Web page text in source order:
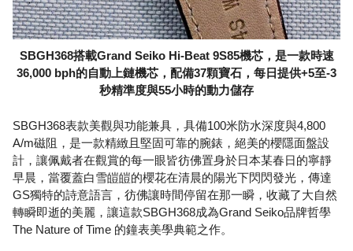
SBGH368搭載Grand Seiko Hi-Beat 9S85機芯，是一款時速
36,000 bph的自動上鏈機芯，配備37顆寶石，每日提供+5至-3
秒精準度與55小時的動力儲存
SBGH368表款美觀與功能兼具，具備100米防水深度與4,800
A/m磁阻，是一款精緻且堅固可靠的腕錶，絕美的櫻隱面盤設
計，讓佩戴者在觀賞的每一眼皆彷佛置身於日本某春日的寧靜
早晨，當覆蓋白雪皚皚的櫻花在清晨的陽光下閃閃發光，傳達
GS獨特的詩意語言，彷佛讓時間停留在那一瞬，收藏了大自然
轉瞬即逝的美麗，讓這款SBGH368成為Grand Seiko品牌哲學
The Nature of Time 的鐘表美學典範之作。